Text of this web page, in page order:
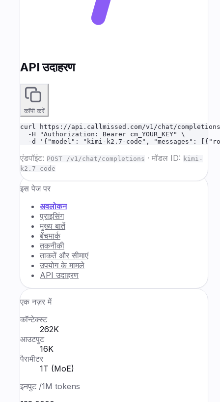
API उदाहरण
कॉपी करें
curl https://api.callmissed.com/v1/chat/
  -H "Authorization: Bearer cm_YOUR_KEY" \
-d '{"model": "kimi-k2.7-code", "messages":
एंडपॉइंट: POST /v1/chat/completions · मॉडल ID: kimi-
k2.7-code
इस पेज पर
अवलोकन
प्राइसिंग
मुख्य बातें
बेंचमार्क
तकनीकी
ताकतें और सीमाएं
उपयोग के मामले
API उदाहरण
एक नज़र में
कॉन्टेक्स्ट
262K
आउटपुट
16K
पैरामीटर
1T (MoE)
इनपुट /1M tokens